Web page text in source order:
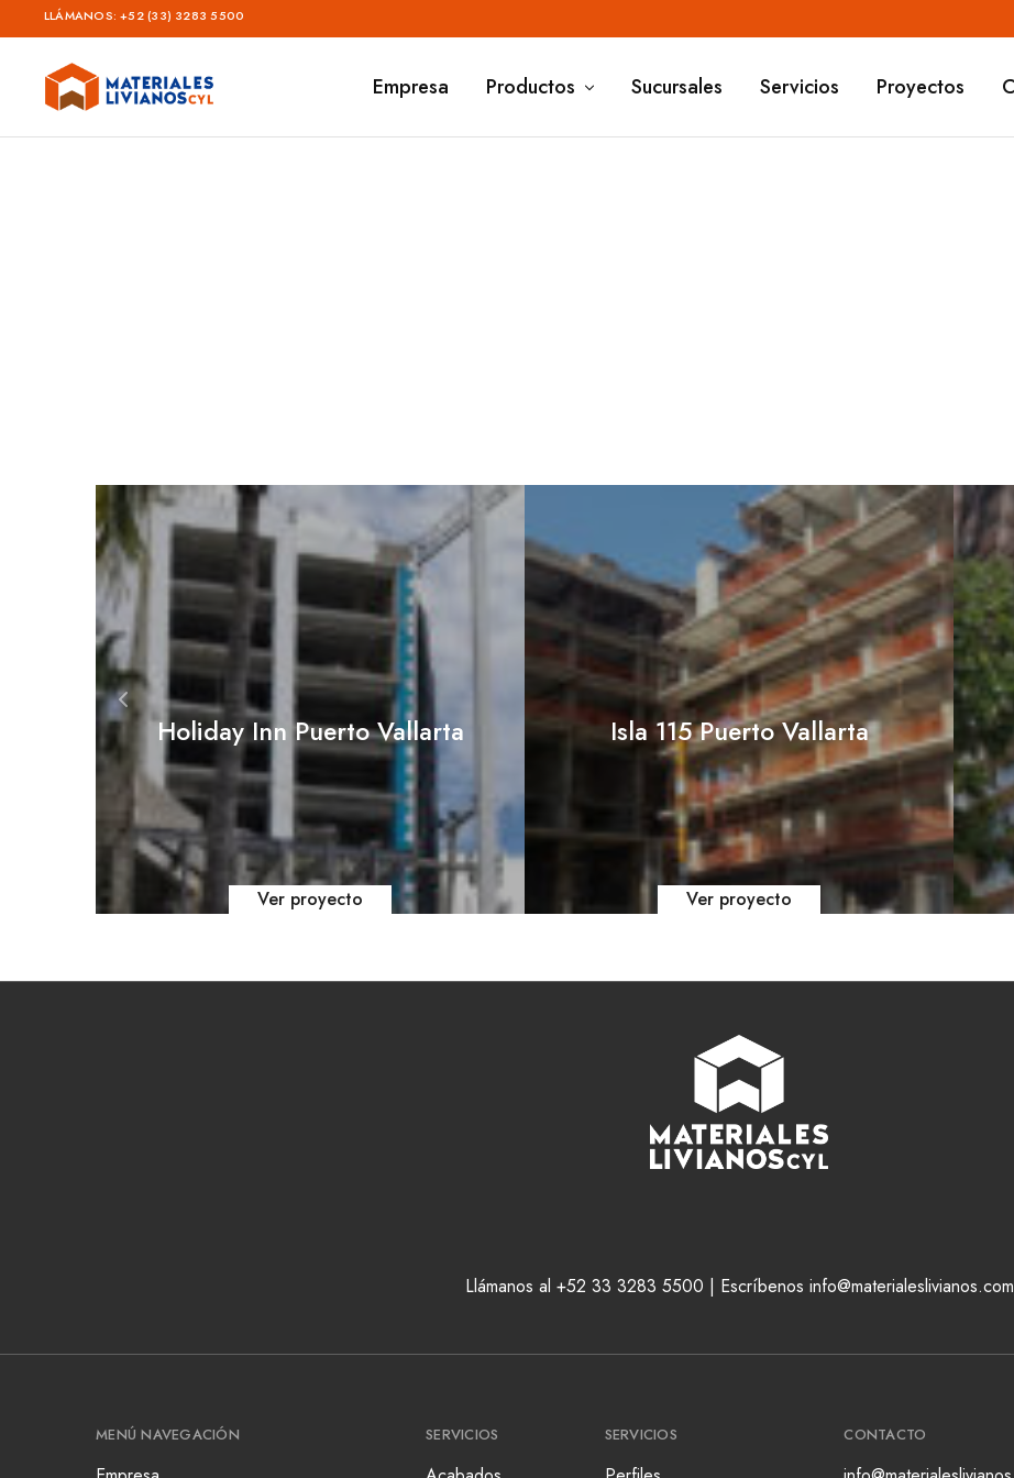
LLÁMANOS: +52 (33) 3283 5500
Materiales
Livianos
CYL
Empresa Productos Sucursales Servicios Proyectos
Holiday Inn Puerto Vallarta
Ver proyecto
Isla 115 Puerto Vallarta
Ver proyecto
Llámanos al +52 33 3283 5500 | Escríbenos info@materialeslivianos.com
MENÚ NAVEGACIÓN SERVICIOS SERVICIOS CONTACTO